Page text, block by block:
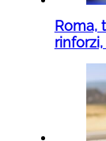
Roma,